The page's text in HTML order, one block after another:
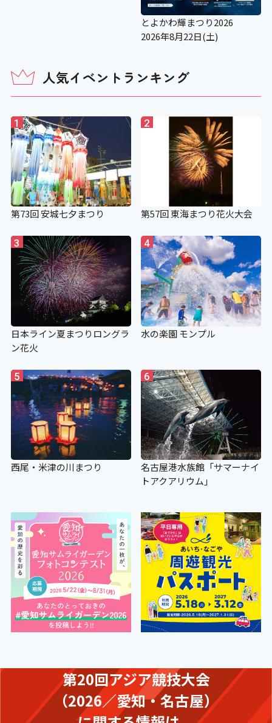
とよかわ輝まつり2026
2026年8月22日(土)
人気イベントランキング
1
第73回 安城七夕まつり
2
第57回 東海まつり花火大会
3
日本ライン夏まつりロングラ
ン花火
4
水の楽園 モンプル
5
西尾・米津の川まつり
6
名古屋港水族館「サマーナイ
トアクアリウム」
第20回アジア競技大会
（2026／愛知・名古屋）